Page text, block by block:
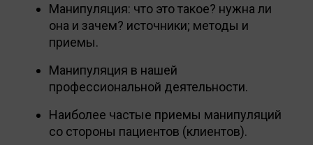
Манипуляция: что это такое? нужна ли
она и зачем? источники; методы и
приемы.
Манипуляция в нашей
профессиональной деятельности.
Наиболее частые приемы манипуляций
со стороны пациентов (клиентов).